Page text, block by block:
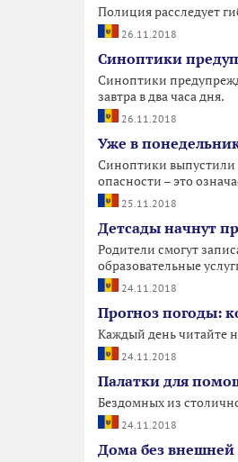
Полиция расследует
26.11.2018
Синоптики
Синоптики
завтра в два часа дня.
26.11.2018
Уже в
Синоптики выпустили
опасности – это
25.11.2018
Детсады начнут
Родители смогут
образовательные
24.11.2018
Прогноз погоды:
Каждый день читайте
24.11.2018
Палатки для
Бездомных из
24.11.2018
Дома без внешней